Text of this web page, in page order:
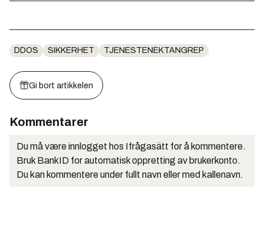
DDOS SIKKERHET TJENESTENEKTANGREP
Gi bort artikkelen
Kommentarer
Du må være innlogget hos Ifrågasätt for å kommentere.
Bruk BankID for automatisk oppretting av brukerkonto.
Du kan kommentere under fullt navn eller med kallenavn.